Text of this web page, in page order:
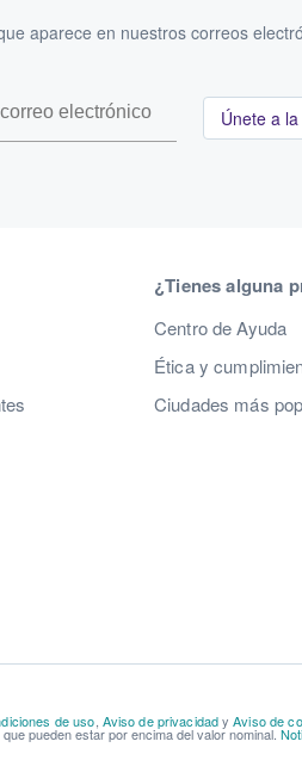
aparece en nuestros correos
Únete a
¿Tienes alguna
Centro de Ayuda
Ética y
Ciudades más
de uso Aviso de privacidadyAviso de
pueden estar por encima del valor nominal.